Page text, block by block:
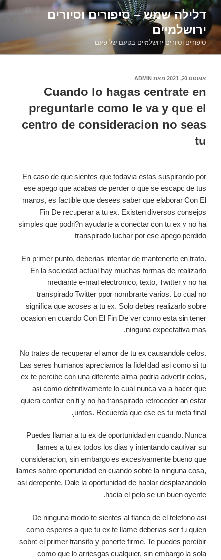
דילוג
לתוכןדלילה שמש – סיפורים וסיורים
ירושלמיים
סיפורים וסיורים ירושלמיים בטעם של פעם
פורסם
אוגוסט 20, 2021 מאת ADMIN
Cuando lo hagas centrate en
preguntarle como le va y que el
centro de consideracion no seas
tu
En caso de que sientes que todavia estas suspirando por
ese apego que acabas de perder o que se escapo de tus
manos, es factible que desees saber que elaborar Con El
Fin De recuperar a tu ex. Existen diversos consejos
simples que podri?n ayudarte a conectar con tu ex y no ha
transpirado luchar por ese apego perdido.
En primer punto, deberias intentar de mantenerte en trato.
En la sociedad actual hay muchas formas de realizarlo
mediante e-mail electronico, texto, Twitter y no ha
transpirado Twitter ppor nombrarte varios. Lo cual no
significa que acoses a tu ex. Solo debes realizarlo sobre
ocasion en cuando Con El Fin De ver como esta sin tener
ninguna expectativa mas.
No trates de recuperar el amor de tu ex causandole celos.
Las seres humanos apreciamos la fidelidad asi como si tu
ex te percibe con una diferente alma podria advertir celos,
asi como definitivamente lo cual nunca va a hacer que
quiera confiar en ti y no ha transpirado retroceder an estar
juntos. Recuerda que ese es tu meta final.
Puedes llamar a tu ex de oportunidad en cuando. Nunca
llames a tu ex todos los dias y intentando cautivar su
consideracion, sin embargo es excesivamente bueno que
llames sobre oportunidad en cuando sobre la ninguna cosa,
asi derepente. Dale la oportunidad de hablar desplazandolo
hacia el pelo se un buen oyente.
De ninguna modo te sientes al flanco de el telefono asi
como esperes a que tu ex te llame deberias ser tu quien
sobre el primer transito y ponerte firme. Te puedes percibir
como que lo arriesgas cualquier, sin embargo la sola